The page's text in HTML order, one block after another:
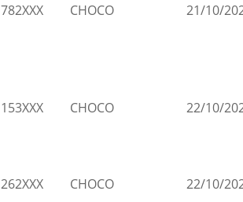
782XXX CHOCO 21/10/
153XXX CHOCO 22/10/
262XXX CHOCO 22/10/